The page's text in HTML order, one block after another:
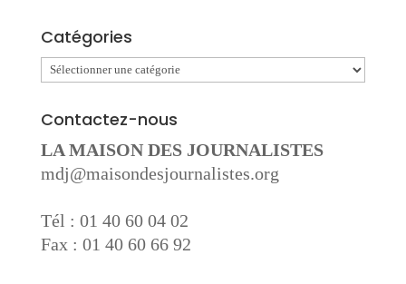
Catégories
Catégories
Contactez-nous
LA MAISON DES JOURNALISTES
mdj@maisondesjournalistes.org
Tél : 01 40 60 04 02
Fax : 01 40 60 66 92